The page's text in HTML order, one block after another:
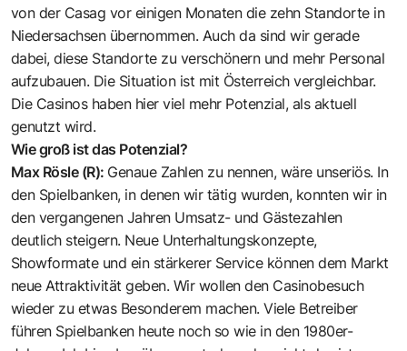
von der Casag vor einigen Monaten die zehn Standorte in
Niedersachsen übernommen. Auch da sind wir gerade
dabei, diese Standorte zu verschönern und mehr Personal
aufzubauen. Die Situation ist mit Österreich vergleichbar.
Die Casinos haben hier viel mehr Potenzial, als aktuell
genutzt wird.
Wie groß ist das Potenzial?
Max Rösle (R): Genaue Zahlen zu nennen, wäre unseriös. In
den Spielbanken, in denen wir tätig wurden, konnten wir in
den vergangenen Jahren Umsatz- und Gästezahlen
deutlich steigern. Neue Unterhaltungskonzepte,
Showformate und ein stärkerer Service können dem Markt
neue Attraktivität geben. Wir wollen den Casinobesuch
wieder zu etwas Besonderem machen. Viele Betreiber
führen Spielbanken heute noch so wie in den 1980er-